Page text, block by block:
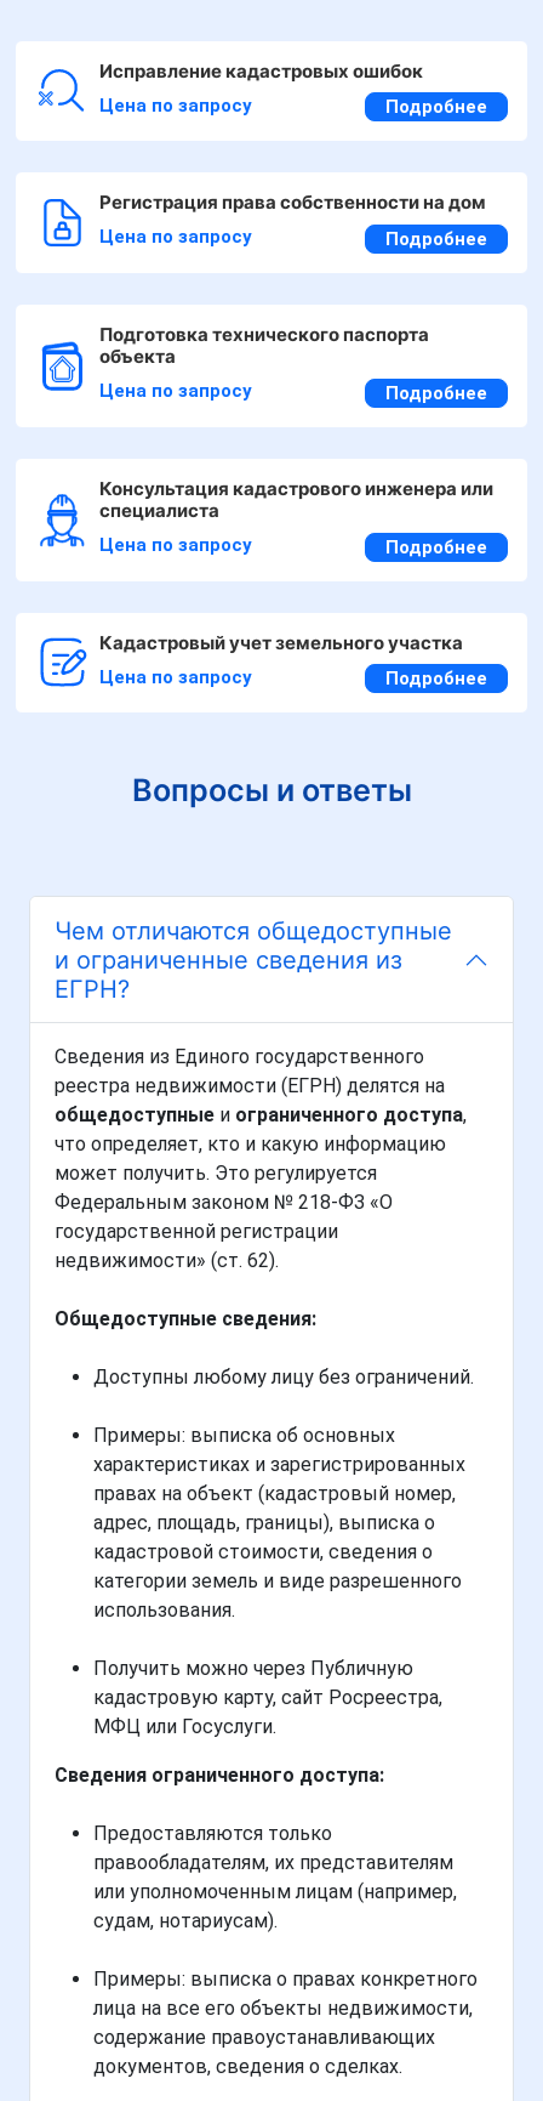
Исправление кадастровых ошибок
Цена по запросу Подробнее
Регистрация права собственности на дом
Цена по запросу Подробнее
Подготовка технического паспорта
объекта
Цена по запросу Подробнее
Консультация кадастрового инженера или
специалиста
Цена по запросу Подробнее
Кадастровый учет земельного участка
Цена по запросу Подробнее
Вопросы и ответы
Чем отличаются общедоступные
и ограниченные сведения из
ЕГРН?
Сведения из Единого государственного
реестра недвижимости (ЕГРН) делятся на
общедоступные и ограниченного доступа,
что определяет, кто и какую информацию
может получить. Это регулируется
Федеральным законом № 218-ФЗ «О
государственной регистрации
недвижимости» (ст. 62).
Общедоступные сведения:
Доступны любому лицу без ограничений.
Примеры: выписка об основных
характеристиках и зарегистрированных
правах на объект (кадастровый номер,
адрес, площадь, границы), выписка о
кадастровой стоимости, сведения о
категории земель и виде разрешенного
использования.
Получить можно через Публичную
кадастровую карту, сайт Росреестра,
МФЦ или Госуслуги.
Сведения ограниченного доступа:
Предоставляются только
правообладателям, их представителям
или уполномоченным лицам (например,
судам, нотариусам).
Примеры: выписка о правах конкретного
лица на все его объекты недвижимости,
содержание правоустанавливающих
документов, сведения о сделках.